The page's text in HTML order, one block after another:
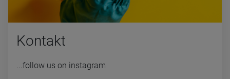
Kon­takt
...follow us on instagram